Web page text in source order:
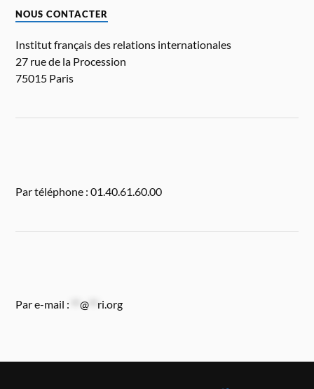
NOUS CONTACTER
Institut français des relations internationales
27 rue de la Procession
75015 Paris
Par téléphone : 01.40.61.60.00
Par e-mail : **@ ri.org